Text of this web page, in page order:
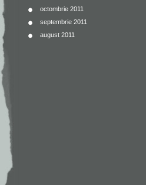
octombrie 2011
septembrie 2011
august 2011